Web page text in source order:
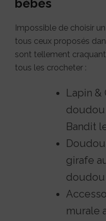
bébés
Impossible de choisir
tous ceux proposés
sont tellement
tous les crocheter :
Lapin &
doudou
Bandit
girafe
murale